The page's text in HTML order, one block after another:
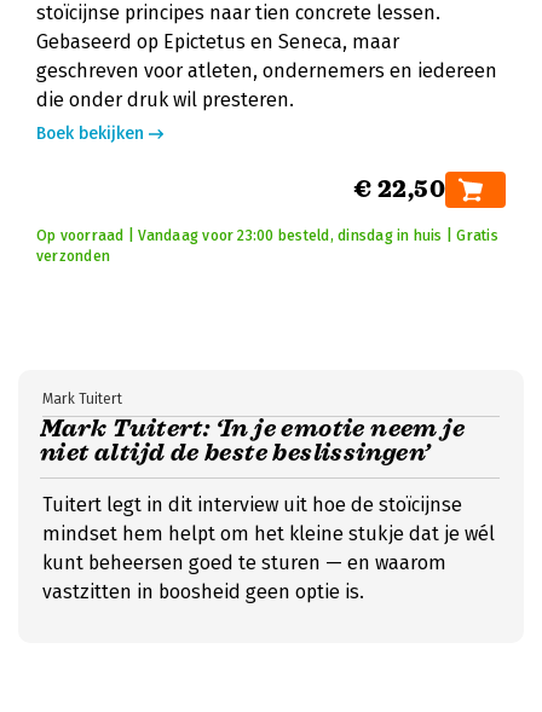
stoïcijnse principes naar tien concrete lessen.
Gebaseerd op Epictetus en Seneca, maar
geschreven voor atleten, ondernemers en iedereen
die onder druk wil presteren.
Boek bekijken
€ 22,50
Op voorraad | Vandaag voor 23:00 besteld, dinsdag in huis | Gratis
verzonden
Mark Tuitert: ‘In je emotie neem je
niet altijd de beste beslissingen’
Mark Tuitert
Tuitert legt in dit interview uit hoe de stoïcijnse
mindset hem helpt om het kleine stukje dat je wél
kunt beheersen goed te sturen — en waarom
vastzitten in boosheid geen optie is.